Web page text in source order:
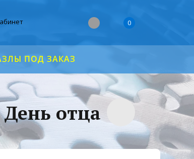
0
ПОД ЗАКАЗ
отца